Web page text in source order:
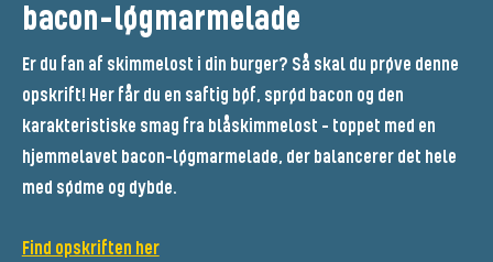
bacon-løgmarmelade
Er du fan af skimmelost i din burger? Så skal du prøve denne
opskrift! Her får du en saftig bøf, sprød bacon og den
karakteristiske smag fra blåskimmelost – toppet med en
hjemmelavet bacon-løgmarmelade, der balancerer det hele
med sødme og dybde.
Find opskriften her